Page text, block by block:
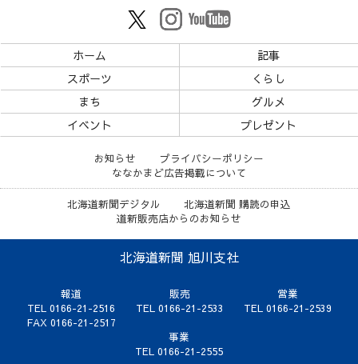
ホーム
記事
スポーツ
くらし
まち
グルメ
イベント
プレゼント
お知らせ
プライバシーポリシー
ななかまど広告掲載について
北海道新聞デジタル
北海道新聞 購読の申込
道新販売店からのお知らせ
北海道新聞 旭川支社
報道
TEL 0166-21-2516
FAX 0166-21-2517
販売
TEL 0166-21-2533
営業
TEL 0166-21-2539
事業
TEL 0166-21-2555